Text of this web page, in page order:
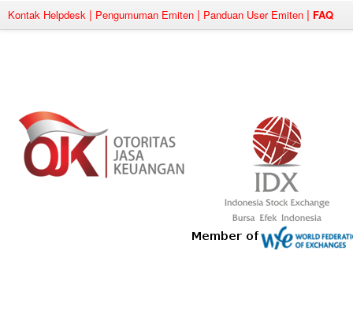
Kontak Helpdesk | Pengumuman Emiten | Panduan User Emiten | FAQ